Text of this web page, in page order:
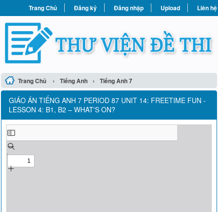
Trang Chủ Đăng ký Đăng nhập Upload Liên hệ
Trang Chủ › Tiếng Anh › Tiếng Anh 7
GIÁO ÁN TIẾNG ANH 7 PERIOD 87 UNIT 14: FREETIME FUN -
LESSON 4: B1, B2 – WHAT'S ON?